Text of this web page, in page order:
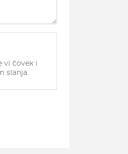
vi čovek i
slanja.